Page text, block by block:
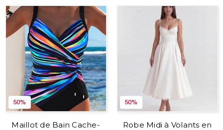
50%
Maillot de Bain Cache-
50%
Robe Midi à Volants en